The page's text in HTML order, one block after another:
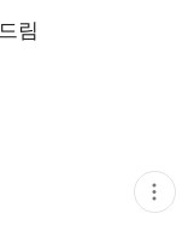
림
현
재